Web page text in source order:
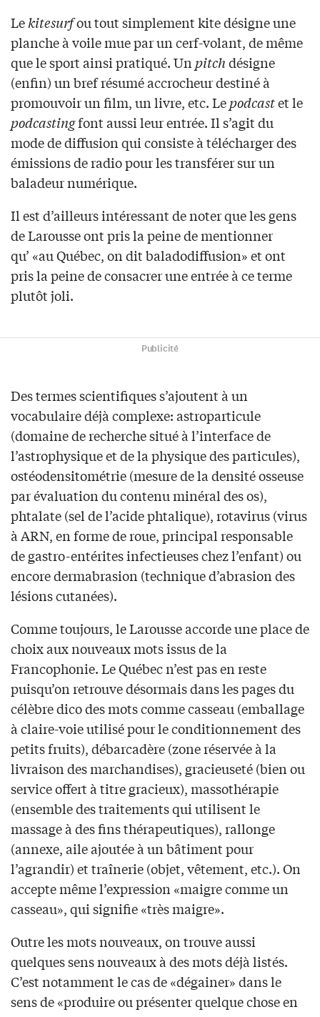
Lekitesurfou tout simplement kite désigne une
planche à voile mue par un cerf-volant, de même
que le sport ainsi pratiqué. Unpitchdésigne
(enfin) un bref résumé accrocheur destiné à
promouvoir un film, un livre, etc. Lepodcastet le
podcastingfont aussi leur entrée. Il s’agit du
mode de diffusion qui consiste à télécharger des
émissions de radio pour les transférer sur un
baladeur numérique.
Il est d’ailleurs intéressant de noter que les gens
de Larousse ont pris la peine de mentionner
qu’ «au Québec, on dit baladodiffusion» et ont
pris la peine de consacrer une entrée à ce terme
plutôt joli.
Publicité
Des termes scientifiques s’ajoutent à un
vocabulaire déjà complexe: astroparticule
(domaine de recherche situé à l’interface de
l’astrophysique et de la physique des particules),
ostéodensitométrie (mesure de la densité osseuse
par évaluation du contenu minéral des os),
phtalate (sel de l’acide phtalique), rotavirus (virus
à ARN, en forme de roue, principal responsable
de gastro-entérites infectieuses chez l’enfant) ou
encore dermabrasion (technique d’abrasion des
lésions cutanées).
Comme toujours, le Larousse accorde une place de
choix aux nouveaux mots issus de la
Francophonie. Le Québec n’est pas en reste
puisqu’on retrouve désormais dans les pages du
célèbre dico des mots comme casseau (emballage
à claire-voie utilisé pour le conditionnement des
petits fruits), débarcadère (zone réservée à la
livraison des marchandises), gracieuseté (bien ou
service offert à titre gracieux), massothérapie
(ensemble des traitements qui utilisent le
massage à des fins thérapeutiques), rallonge
(annexe, aile ajoutée à un bâtiment pour
l’agrandir) et traînerie (objet, vêtement, etc.). On
accepte même l’expression «maigre comme un
casseau», qui signifie «très maigre».
Outre les mots nouveaux, on trouve aussi
quelques sens nouveaux à des mots déjà listés.
C’est notamment le cas de «dégainer» dans le
sens de «produire ou présenter quelque chose en